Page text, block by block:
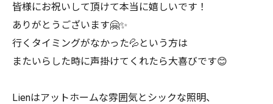
皆様にお祝いして頂けて本当に嬉しいです！
ありがとうございます🤗✨
行くタイミングがなかった💦という方は
またいらした時に声掛けてくれたら大喜びです😊
Lienはアットホームな雰囲気とシックな照明、